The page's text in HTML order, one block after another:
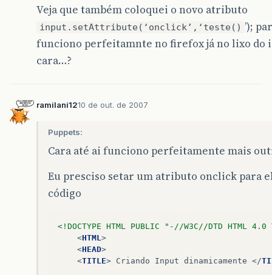
</HTML >
Veja que também coloquei o novo atributo
input.setAttribute(‘onclick’,‘teste() ’);
funciono perfeitamnte no firefox já no lixo do
cara…?
ramilani1210 de out. de 2007
Puppets:
Cara até ai funciono perfeitamente mais
Eu presciso setar um atributo onclick para
código
<!DOCTYPE HTML PUBLIC "-//W3C//DTD HTML
<HTML >
<HEAD>
<TITLE> Criando Input dinamicamente </